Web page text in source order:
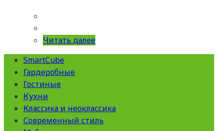
Читать далее
SmartCube
Гардеробные
Гостиные
Кухни
Классика и неоклассика
Современный стиль